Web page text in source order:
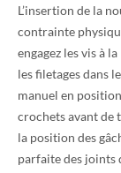
L’insertion de la
contrainte
engagez les vis à
les filetages dans
manuel en
crochets avant de
la position des
parfaite des joints